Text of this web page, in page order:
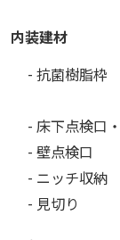
内装建材
- 抗菌樹脂枠
- 床下点検口
- 壁点検口
- ニッチ収納
- 見切り